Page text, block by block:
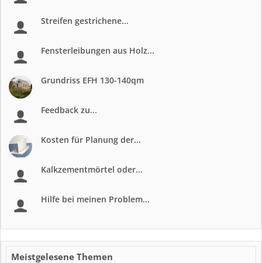
Streifen gestrichene...
Fensterleibungen aus Holz...
Grundriss EFH 130-140qm
Feedback zu...
Kosten für Planung der...
Kalkzementmörtel oder...
Hilfe bei meinen Problem...
Meistgelesene Themen